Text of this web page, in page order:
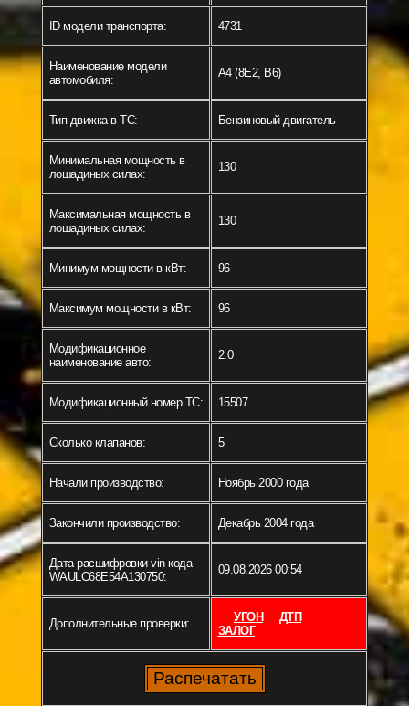
ID модели транспорта: 4731
Наименование модели
автомобиля:
A4 (8E2, B6)
Тип движка в ТС: Бензиновый двигатель
Минимальная мощность в
лошадиных силах:
130
Максимальная мощность в
лошадиных силах:
130
Минимум мощности в кВт: 96
Максимум мощности в кВт: 96
Модификационное
наименование авто:
2.0
Модификационный номер ТС: 15507
Сколько клапанов: 5
Начали производство: Ноябрь 2000 года
Закончили производство: Декабрь 2004 года
Дата расшифровки vin кода
WAULC68E54A130750:
09.08.2026 00:54
Дополнительные проверки: УГОН
ДТП
ЗАЛОГ